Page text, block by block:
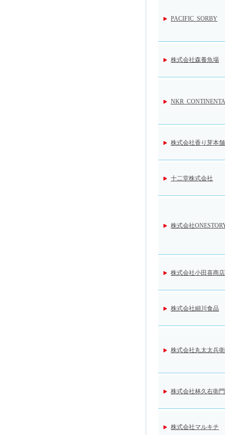
PACIFIC SORBY
株式会社森養魚場
NKR
株式会社香り芽本舗
十二堂株式会社
株式会社
株式会社小田喜商店
株式会社細川食品
株式会社丸太太兵
株式会社林久右衛
株式会社マルキチ